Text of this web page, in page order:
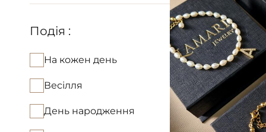
Подія :
На кожен день
Весілля
День народження